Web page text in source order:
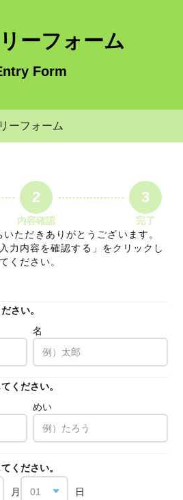
ーフォーム
Form
ーフォーム
2
内容確認
3
完了
ただきありがとうございます。
力内容を確認する」をクリックし
てください。
さい。
名
ください。
めい
ください。
月 日